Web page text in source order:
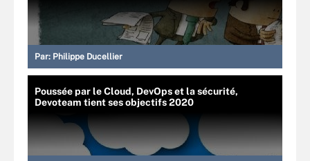
Par: Philippe Ducellier
Poussée par le Cloud, DevOps et la sécurité,
Devoteam tient ses objectifs 2020